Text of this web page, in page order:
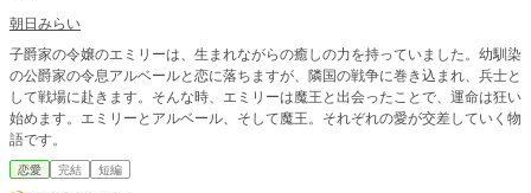
朝日みらい
子爵家の令嬢のエミリーは、生まれながらの癒しの力を持っていました。幼馴染
の公爵家の令息アルベールと恋に落ちますが、隣国の戦争に巻き込まれ、兵士と
して戦場に赴きます。そんな時、エミリーは魔王と出会ったことで、運命は狂い
始めます。エミリーとアルベール、そして魔王。それぞれの愛が交差していく物
語です。
恋愛 完結 短編